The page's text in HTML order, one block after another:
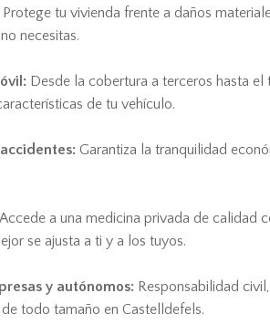
Protege tu vivienda frente a daños
necesitas.
Desde la cobertura a terceros hasta
de tu vehículo.
Garantiza la tranquilidad
Accede a una medicina privada de calidad
se ajusta a ti y a los tuyos.
y autónomos: Responsabilidad
todo tamaño en Castelldefels.